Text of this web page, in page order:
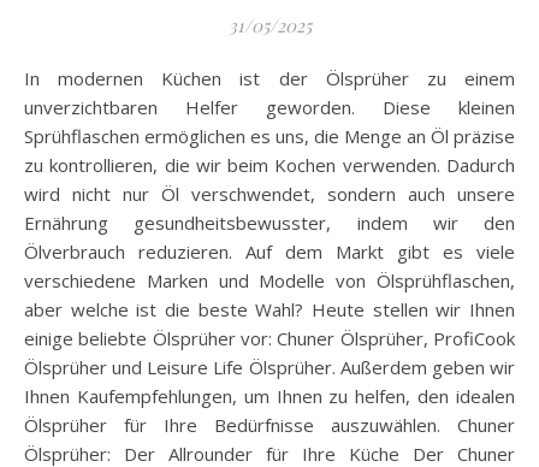
31/05/2025
In modernen Küchen ist der Ölsprüher zu einem
unverzichtbaren Helfer geworden. Diese kleinen
Sprühflaschen ermöglichen es uns, die Menge an Öl präzise
zu kontrollieren, die wir beim Kochen verwenden. Dadurch
wird nicht nur Öl verschwendet, sondern auch unsere
Ernährung gesundheitsbewusster, indem wir den
Ölverbrauch reduzieren. Auf dem Markt gibt es viele
verschiedene Marken und Modelle von Ölsprühflaschen,
aber welche ist die beste Wahl? Heute stellen wir Ihnen
einige beliebte Ölsprüher vor: Chuner Ölsprüher, ProfiCook
Ölsprüher und Leisure Life Ölsprüher. Außerdem geben wir
Ihnen Kaufempfehlungen, um Ihnen zu helfen, den idealen
Ölsprüher für Ihre Bedürfnisse auszuwählen. Chuner
Ölsprüher: Der Allrounder für Ihre Küche Der Chuner